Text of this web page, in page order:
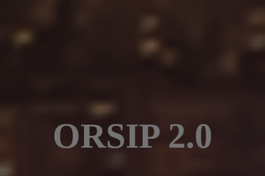
ORSIP 2.0